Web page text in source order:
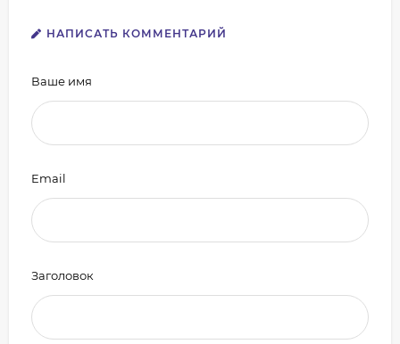
НАПИСАТЬ КОММЕНТАРИЙ
Ваше имя
Email
Заголовок